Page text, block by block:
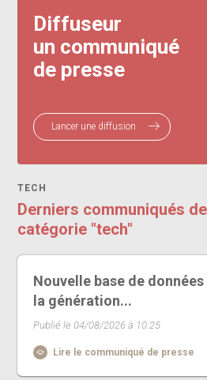
Diffuseur
un communiqué
de presse
Lancer une diffusion
TECH
Derniers communiqués
catégorie "tech"
Nouvelle base de
la génération...
Publié le 04/08/2026 à 10:25
Lire le communiqué de presse